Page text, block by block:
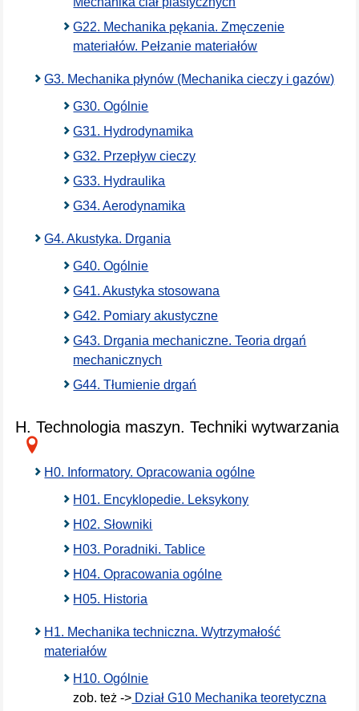
G22. Mechanika pękania. Zmęczenie
materiałów. Pełzanie materiałów
G3. Mechanika płynów (Mechanika cieczy i gazów)
G30. Ogólnie
G31. Hydrodynamika
G32. Przepływ cieczy
G33. Hydraulika
G34. Aerodynamika
G4. Akustyka. Drgania
G40. Ogólnie
G41. Akustyka stosowana
G42. Pomiary akustyczne
G43. Drgania mechaniczne. Teoria drgań
mechanicznych
G44. Tłumienie drgań
H. Technologia maszyn. Techniki wytwarzania
H0. Informatory. Opracowania ogólne
H01. Encyklopedie. Leksykony
H02. Słowniki
H03. Poradniki. Tablice
H04. Opracowania ogólne
H05. Historia
H1. Mechanika techniczna. Wytrzymałość
materiałów
H10. Ogólnie
zob. też -> Dział G10 Mechanika teoretyczna